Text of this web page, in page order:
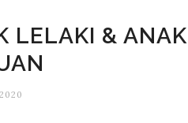
LELAKI & ANAK